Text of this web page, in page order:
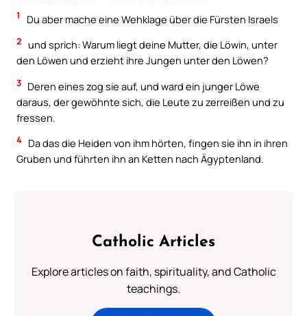
1 Du aber mache eine Wehklage über die Fürsten Israels
2 und sprich: Warum liegt deine Mutter, die Löwin, unter
den Löwen und erzieht ihre Jungen unter den Löwen?
3 Deren eines zog sie auf, und ward ein junger Löwe
daraus, der gewöhnte sich, die Leute zu zerreißen und zu
fressen.
4 Da das die Heiden von ihm hörten, fingen sie ihn in ihren
Gruben und führten ihn an Ketten nach Ägyptenland.
Catholic Articles
Explore articles on faith, spirituality, and Catholic
teachings.